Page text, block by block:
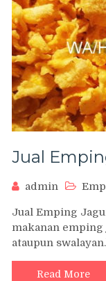
Jual
admin
Jual Emping
makanan
ataupun
Read More